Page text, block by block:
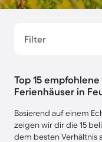
Filter
Top 15
Ferienhäuser in
Basierend auf einem
zeigen wir dir die 15
dem besten Verhältnis